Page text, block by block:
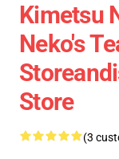
Kimetsu
Neko's
Store
(3